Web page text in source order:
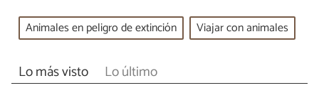
Animales en peligro de extinción Viajar con animales
Lo más visto Lo último